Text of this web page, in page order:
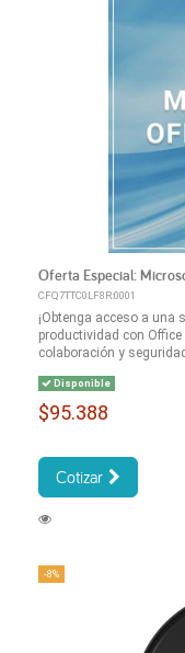
Oferta Especial:
CFQ7TTC0LF8R:0001
¡Obtenga acceso a una
productividad con
colaboración y
Disponible
$95.388
Cotizar
-8%